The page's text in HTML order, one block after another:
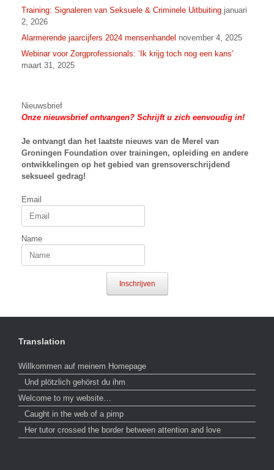
Training: Signaleren van Seksuele & Criminele Uitbuiting januari
2, 2026
Alarmerende jaarcijfers 2024 mensenhandel november 4, 2025
Webinar voor Zorgprofessionals: ‘Ik krijg toch nog een kans’
maart 31, 2025
Nieuwsbrief
Onze nieuwsbrief ontvangen? Schrijft u zich eenvoudig in!
Je ontvangt dan het laatste nieuws van de Merel van
Groningen Foundation over trainingen, opleiding en andere
ontwikkelingen op het gebied van grensoverschrijdend
seksueel gedrag!
Email
Name
Inschrijven
Translation
Willkommen auf meinem Homepage
Und plötzlich gehörst du ihm
Welcome to my website…
Caught in the web of a pimp
Her tutor crossed the border between attention and love